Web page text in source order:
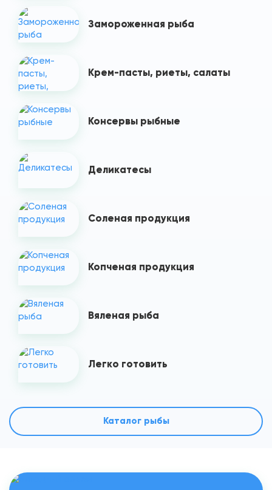
Замороженная рыба
Крем-пасты, риеты, салаты
Консервы рыбные
Деликатесы
Соленая продукция
Копченая продукция
Вяленая рыба
Легко готовить
Каталог рыбы